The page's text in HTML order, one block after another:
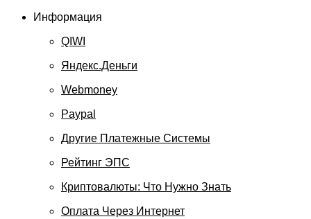
Информация
QIWI
Яндекс.Деньги
Webmoney
Paypal
Другие Платежные Системы
Рейтинг ЭПС
Криптовалюты: Что Нужно Знать
Оплата Через Интернет